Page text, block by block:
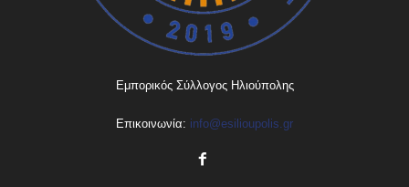
Εμπορικός Σύλλογος Ηλιούπολης
Επικοινωνία: info@esilioupolis.gr